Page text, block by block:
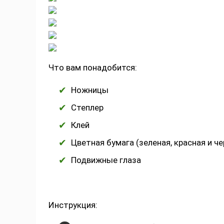
Что вам понадобится:
Ножницы
Степлер
Клей
Цветная бумага (зеленая, красная и
Подвижные глаза
Инструкция: